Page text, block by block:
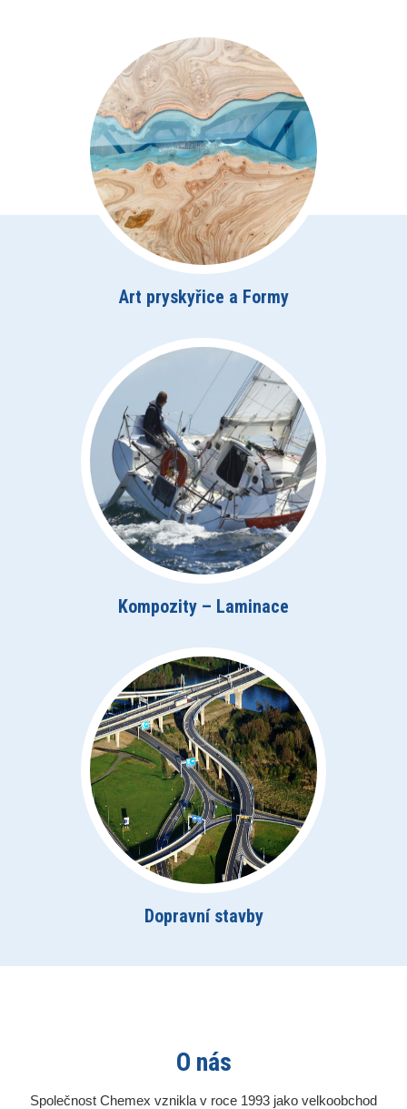
Art pryskyřice a Formy
Kompozity – Laminace
Dopravní stavby
O nás
Společnost Chemex vznikla v roce 1993 jako velkoobchod